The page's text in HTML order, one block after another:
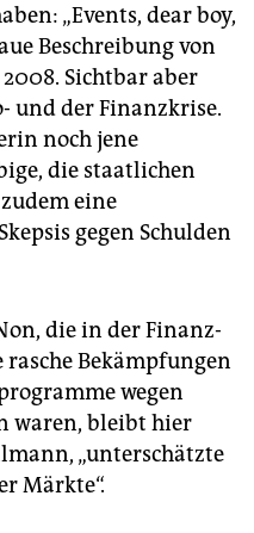
„Events, dear boy,
Beschreibung von
Sichtbar aber
und der Finanzkrise.
noch jene
die staatlichen
eine
gegen Schulden
die in der Finanz-
Bekämpfungen
wegen
waren, bleibt hier
„unterschätzte
Märkte“.